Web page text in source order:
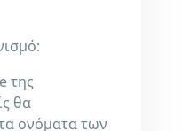
της
θα
ονόματα των